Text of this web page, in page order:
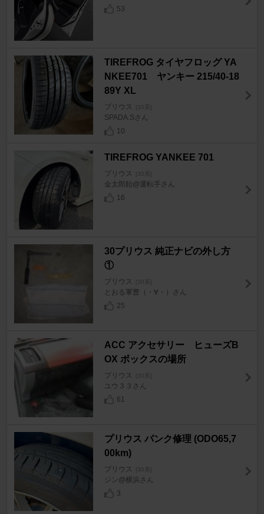
53
TIREFROG タイヤフロッグ YA
NKEE701 ヤンキー 215/40-18
89Y XL
プリウス [30系]
SPADA.Sさん
10
TIREFROG YANKEE 701
プリウス [30系]
金太郎飴@運転手さん
16
30プリウス 純正ナビの外し方
①
プリウス [30系]
とおる軍曹（・∀・）さん
25
ACC アクセサリー ヒューズB
OX ボックスの場所
プリウス [30系]
ユウ３３さん
61
プリウス パンク修理 (ODO65,7
00km)
プリウス [30系]
ジン@横浜さん
3